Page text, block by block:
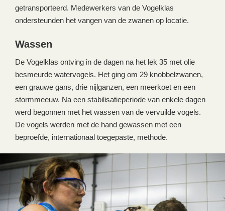
getransporteerd. Medewerkers van de Vogelklas
ondersteunden het vangen van de zwanen op locatie.
Wassen
De Vogelklas ontving in de dagen na het lek 35 met olie
besmeurde watervogels. Het ging om 29 knobbelzwanen,
een grauwe gans, drie nijlganzen, een meerkoet en een
stormmeeuw. Na een stabilisatieperiode van enkele dagen
werd begonnen met het wassen van de vervuilde vogels.
De vogels werden met de hand gewassen met een
beproefde, internationaal toegepaste, methode.